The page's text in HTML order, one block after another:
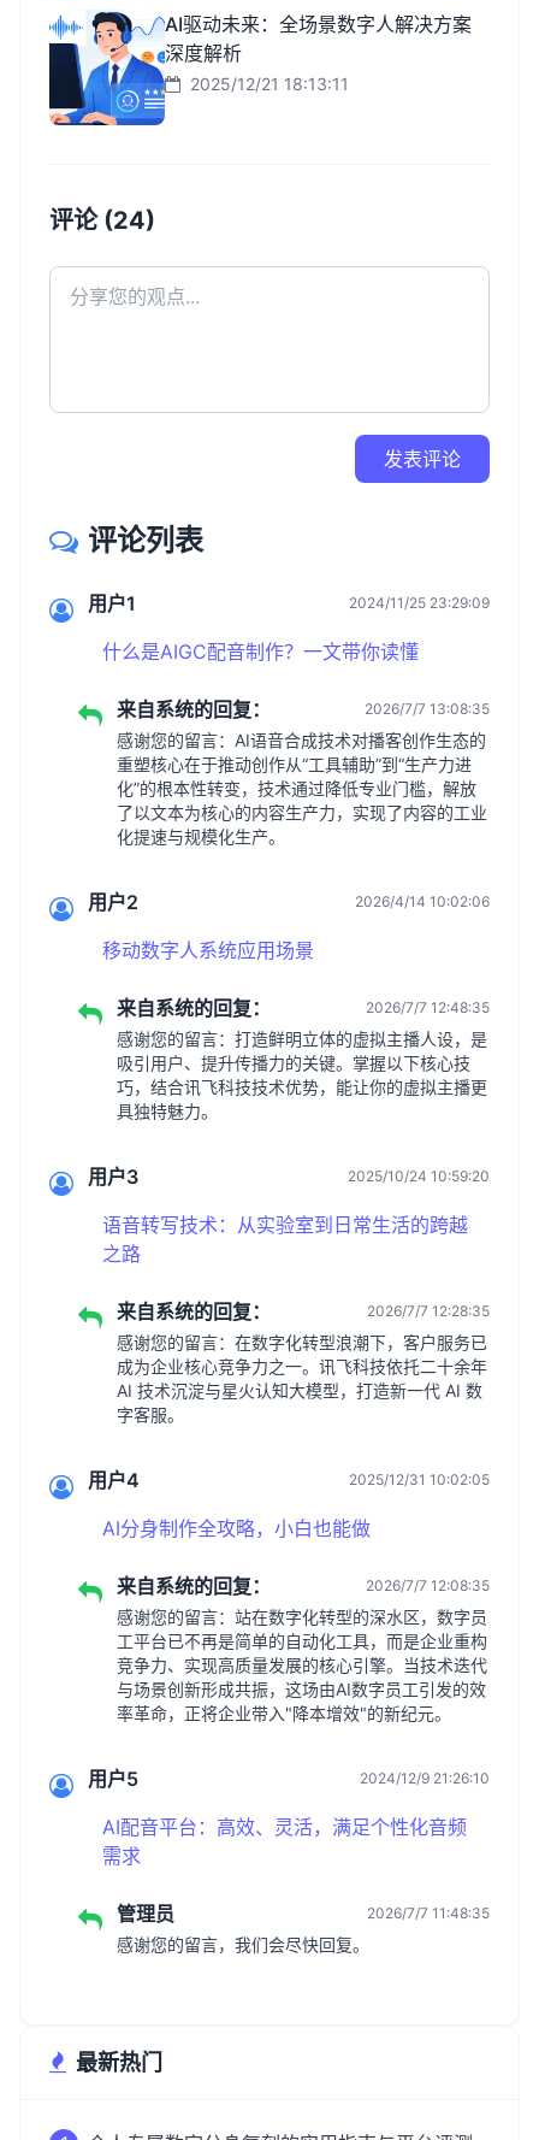
AI驱动未来：全场景数字人解决方案
深度解析
2025/12/21 18:13:11
评论 (24)
发表评论
评论列表
用户1 2024/11/25 23:29:09
什么是AIGC配音制作？一文带你读懂
来自系统的回复： 2026/7/7 13:08:35
感谢您的留言：AI语音合成技术对播客创作生态的
重塑核心在于推动创作从“工具辅助”到“生产力进
化”的根本性转变，技术通过降低专业门槛，解放
了以文本为核心的内容生产力，实现了内容的工业
化提速与规模化生产。
用户2 2026/4/14 10:02:06
移动数字人系统应用场景
来自系统的回复： 2026/7/7 12:48:35
感谢您的留言：打造鲜明立体的虚拟主播人设，是
吸引用户、提升传播力的关键。掌握以下核心技
巧，结合讯飞科技技术优势，能让你的虚拟主播更
具独特魅力。
用户3 2025/10/24 10:59:20
语音转写技术：从实验室到日常生活的跨越
之路
来自系统的回复： 2026/7/7 12:28:35
感谢您的留言：在数字化转型浪潮下，客户服务已
成为企业核心竞争力之一。讯飞科技依托二十余年
AI 技术沉淀与星火认知大模型，打造新一代 AI 数
字客服。
用户4 2025/12/31 10:02:05
AI分身制作全攻略，小白也能做
来自系统的回复： 2026/7/7 12:08:35
感谢您的留言：站在数字化转型的深水区，数字员
工平台已不再是简单的自动化工具，而是企业重构
竞争力、实现高质量发展的核心引擎。当技术迭代
与场景创新形成共振，这场由AI数字员工引发的效
率革命，正将企业带入"降本增效"的新纪元。
用户5 2024/12/9 21:26:10
AI配音平台：高效、灵活，满足个性化音频
需求
管理员 2026/7/7 11:48:35
感谢您的留言，我们会尽快回复。
最新热门